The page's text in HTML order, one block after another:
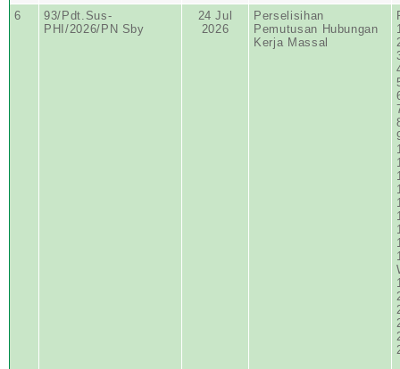
6
93/Pdt.Sus-
PHI/2026/PN Sby
24 Jul
2026
Perselisihan
Pemutusan Hubungan
Kerja Massal